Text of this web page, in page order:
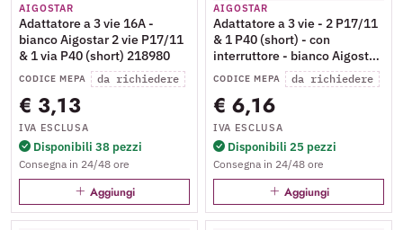
AIGOSTAR
Adattatore a 3 vie 16A -
bianco Aigostar 2 vie P17/11
& 1 via P40 (short) 218980
CODICE MEPA da richiedere
€ 3,13
IVA ESCLUSA
Disponibili 38 pezzi
Consegna in 24/48 ore
Aggiungi
AIGOSTAR
Adattatore a 3 vie - 2 P17/11
& 1 P40 (short) - con
interruttore - bianco Aigostar
10A - 198510
CODICE MEPA da richiedere
€ 6,16
IVA ESCLUSA
Disponibili 25 pezzi
Consegna in 24/48 ore
Aggiungi